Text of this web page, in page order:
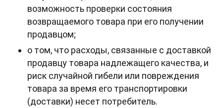
возможность проверки состояния
возвращаемого товара при его получении
продавцом;
о том, что расходы, связанные с доставкой
продавцу товара надлежащего качества, и
риск случайной гибели или повреждения
товара за время его транспортировки
(доставки) несет потребитель.